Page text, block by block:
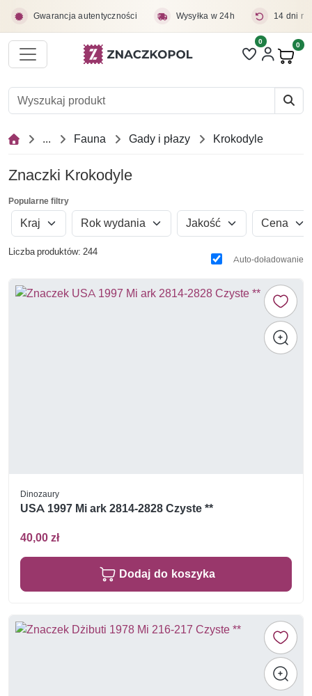
Gwarancja autentyczności Wysyłka w 24h 14 dni
Liczba pozycji
0 0
... Fauna Gady i płazy Krokodyle
Znaczki Krokodyle
Popularne filtry
Kraj Rok wydania Jakość Cena
Liczba produktów: 244
Auto-doładowanie
Dinozaury
USA 1997 Mi ark 2814-2828 Czyste **
40,00 zł
Dodaj do koszyka